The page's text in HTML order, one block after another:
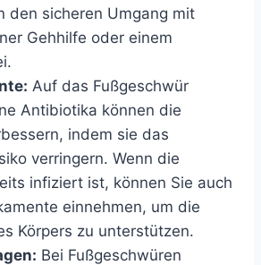
den sicheren Umgang mit
Gehhilfe oder einem
Auf das Fußgeschwür
Antibiotika können die
indem sie das
verringern. Wenn die
infiziert ist, können Sie auch
einnehmen, um die
Körpers zu unterstützen.
Bei Fußgeschwüren